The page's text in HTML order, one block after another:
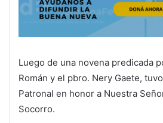
Luego de una novena predicada
Román y el pbro. Nery Gaete,
Patronal en honor a Nuestra
Socorro.